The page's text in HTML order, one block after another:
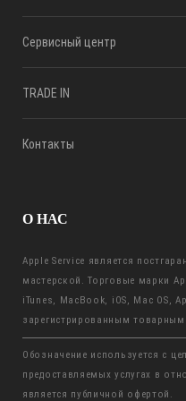
Сервисный центр
TRADE IN
Контакты
О НАС
Apple Service является
мастерской. Торговые марки
iTunes, MacBook, iOS, Mac OS,
зарегистрированным
Обозначение используется с
предоставляемых услугах в
является публичной офертой.